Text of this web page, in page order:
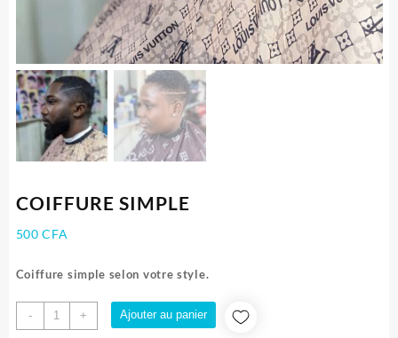
COIFFURE SIMPLE
500CFA
Coiffure simple selon votre style.
-
quantité
de
+ Ajouter au panier